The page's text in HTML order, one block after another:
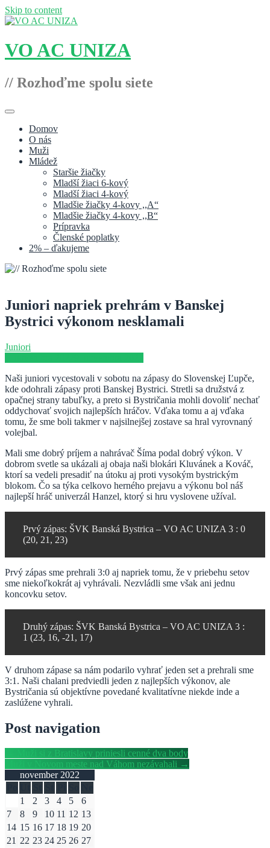
Skip to content
VO AC UNIZA
// Rozhoďme spolu siete
Domov
O nás
Muži
Mládež
Staršie žiačky
Mladší žiaci 6-kový
Mladší žiaci 4-kový
Mladšie žiačky 4-kovy ,,A“
Mladšie žiačky 4-kovy ,,B“
Prípravka
Členské poplatky
2% – ďakujeme
Juniori napriek prehrám v Banskej
Bystrici výkonom nesklamali
Juniori
Naši juniori vycestovali v sobotu na zápasy do Slovenskej Ľupče,
kde odohrali zápasy proti Banskej Bystrici. Stretli sa družstvá z
opačnej strany tabuľky, a preto si Bystričania mohli dovoliť nechať
oddychovať svojich najlepších hráčov. Vďaka tomu a aj vďaka
tomu, že sme boli takmer v najsilnejšej zostave sa hral vyrovnaný
volejbal.
Mali sme dobrý príjem a nahrávač Šíma podal dobrý výkon. V
dobrom svetle sa ukázali aj obaja naši blokári Kluvánek a Kováč,
ktorí sa vedeli presadiť na útoku aj proti vysokým bystrickým
blokom. Čo sa týka celkovo herného prejavu a výkonu bol náš
najlepší hráč univerzál Hanzel, ktorý si hru vyslovene užíval.
Prvý zápas: ŠVK Banská Bystrica – VO AC UNIZA 3 : 0
(20, 21, 23)
Prvý zápas sme prehrali 3:0 aj napriek tomu, že v priebehu setov
sme niekoľkokrát aj vyhrávali. Nezvládli sme však ani jednu
koncovku setov.
Druhý zápas: ŠVK Banská Bystrica – VO AC UNIZA 3 :
1 (23, 16, -21, 17)
V druhom zápase sa nám podarilo vyhrať jeden set a prehrali sme
3:1. Naši chalani predviedli jeden z najlepších výkonov, ale
Bystričania sú objektívne povedané kvalitatívne niekde inde a
zaslúžene vyhrali.
Post navigation
Muži si z Bratislavy priniesli cenné dva body
Muži v Novom meste nad Váhom nezávahali →
november 2022
1 2 3 4 5
6
7
8 9 10 11 12 13
14 15 16 17 18 19 20
21 22 23 24 25 26 27